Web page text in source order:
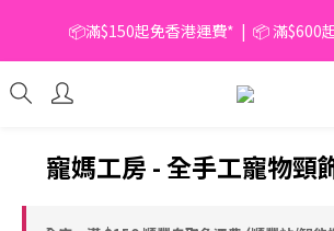
📦滿$150起免香港運費*  |  📦 滿$600
📦滿$150起免香港運費*  |  📦 滿$600
🥫 罐頭優惠 | 任選* 6件 即減 $6 |  任選* 24件
解更多)
📦滿$150起免香港運費*  |  📦 滿$600
寵媽工房 - 全手工寵物頸